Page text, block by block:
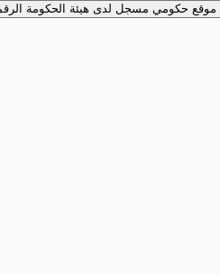
موقع حكومي مسجل لدى هيئة الحكومة